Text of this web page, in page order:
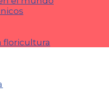
floricultura